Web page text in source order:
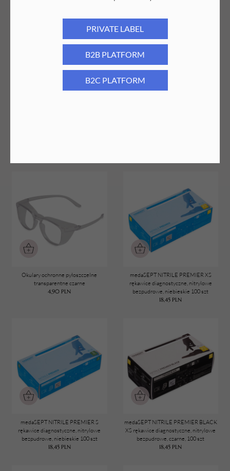
PRIVATE LABEL
B2B PLATFORM
B2C PLATFORM
Okulary ochronne pyłoszczelne
transparentne czarne
4,90 PLN
medaSEPT NITRILE PREMIER XS
rękawice diagnostyczne, nitrylowe
bezpudrowe, niebieskie 100 szt
18,45 PLN
medaSEPT NITRILE PREMIER S
rękawice diagnostyczne, nitrylowe
bezpudrowe, niebieskie 100 szt
18,45 PLN
medaSEPT NITRILE PREMIER BLACK
XS rękawice diagnostyczne, nitrylowe
bezpudrowe, czarne, 100 szt
18,45 PLN